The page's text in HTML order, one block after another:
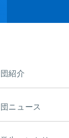
紹介
ニュース